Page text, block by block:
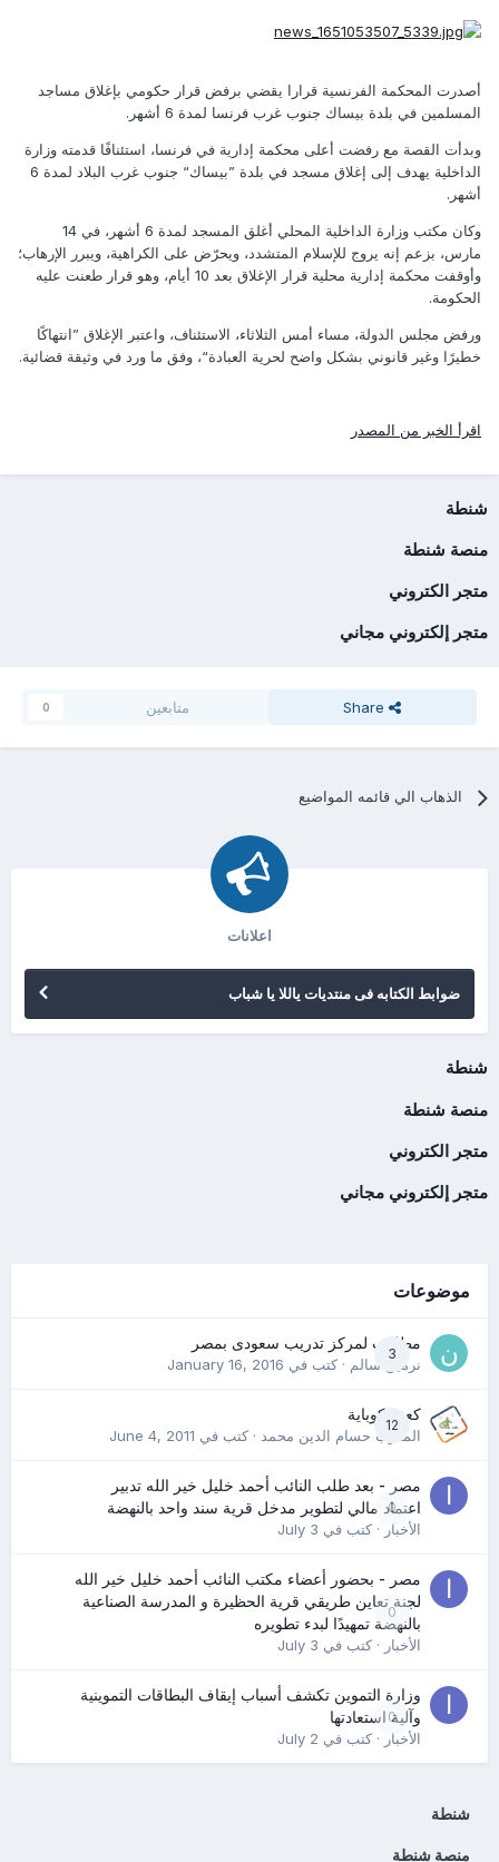
أصدرت المحكمة الفرنسية قرارا يقضي برفض قرار حكومي بإغلاق مساجد
المسلمين في بلدة بيساك جنوب غرب فرنسا لمدة 6 أشهر.
وبدأت القصة مع رفضت أعلى محكمة إدارية في فرنسا، استئنافًا قدمته وزارة
الداخلية يهدف إلى إغلاق مسجد في بلدة ”بيساك“ جنوب غرب البلاد لمدة 6
أشهر.
وكان مكتب وزارة الداخلية المحلي أغلق المسجد لمدة 6 أشهر، في 14
مارس، بزعم إنه يروج للإسلام المتشدد، ويحرّض على الكراهية، ويبرر الإرهاب؛
وأوقفت محكمة إدارية محلية قرار الإغلاق بعد 10 أيام، وهو قرار طعنت عليه
الحكومة.
ورفض مجلس الدولة، مساء أمس الثلاثاء، الاستئناف، واعتبر الإغلاق ”انتهاكًا
خطيرًا وغير قانوني بشكل واضح لحرية العبادة“، وفق ما ورد في وثيقة قضائية.
اقرأ الخبر من المصدر
شنطة
منصة شنطة
متجر الكتروني
متجر إلكتروني مجاني
Share متابعين 0
الذهاب الي قائمه المواضيع
اعلانات
ضوابط الكتابه فى منتديات ياللا يا شباب
شنطة
منصة شنطة
متجر الكتروني
متجر إلكتروني مجاني
موضوعات
3
مطلوب لمركز تدريب سعودى بمصر
نرمين سالم· كتب في January 16, 2016
12
كعب كوباية
المدرب حسام الدين محمد· كتب في June 4, 2011
0
مصر - بعد طلب النائب أحمد خليل خير الله تدبير
اعتماد مالي لتطوير مدخل قرية سند واحد بالنهضة
الأخبار· كتب في July 3
0
مصر - بحضور أعضاء مكتب النائب أحمد خليل خير الله
لجنة تعاين طريقي قرية الحظيرة و المدرسة الصناعية
بالنهضة تمهيدًا لبدء تطويره
الأخبار· كتب في July 3
0
وزارة التموين تكشف أسباب إيقاف البطاقات التموينية
وآلية استعادتها
الأخبار· كتب في July 2
شنطة
منصة شنطة